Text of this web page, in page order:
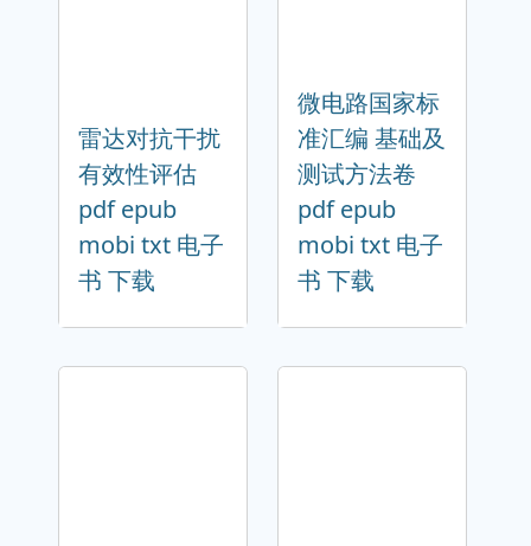
雷达对抗干扰
有效性评估
pdf epub
mobi txt 电子
书 下载
微电路国家标
准汇编 基础及
测试方法卷
pdf epub
mobi txt 电子
书 下载